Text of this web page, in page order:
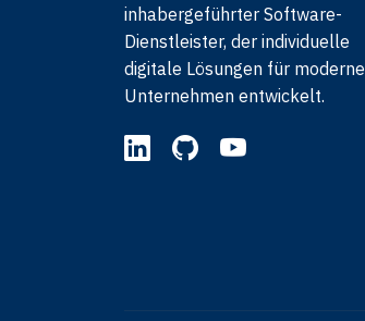
inhabergeführter Software-
Dienstleister, der individuelle
digitale Lösungen für moderne
Unternehmen entwickelt.